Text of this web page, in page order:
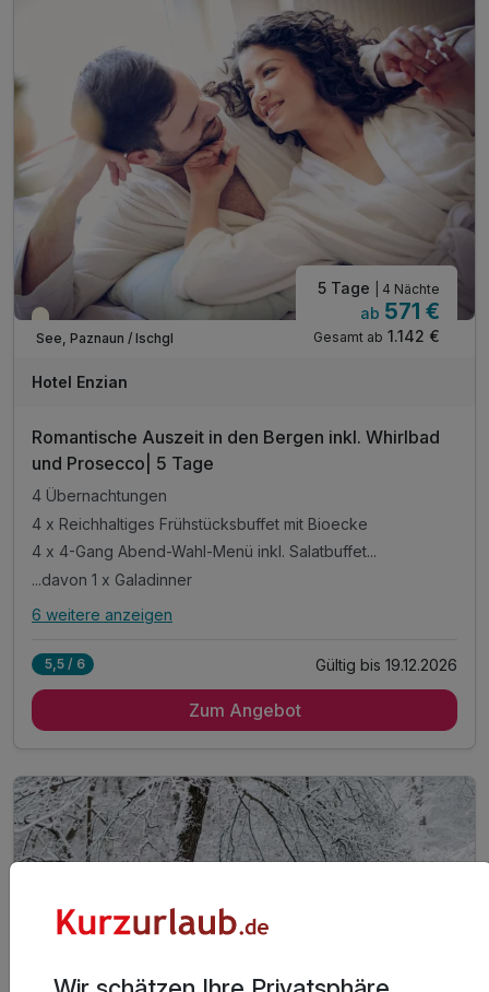
inkl. Nutzung des Skibuses im ganzen Paznauntal**
Saisonal verfügbar
See, Paznaun / Ischgl
5 Tage | 4 Nächte
ab 571 €
Gesamt ab 1.142 €
Hotel Enzian
Romantische Auszeit in den Bergen inkl. Whirlbad
und Prosecco| 5 Tage
4 Übernachtungen
4 x Reichhaltiges Frühstücksbuffet mit Bioecke
4 x 4-Gang Abend-Wahl-Menü inkl. Salatbuffet...
...davon 1 x Galadinner
Alle Inklusivleistungen
4 x Reichhaltiges Frühstücksbuffet mit Bioecke
1 x entspannen in unserem Whirlbad
1 x 1 Flasche Prosecco 0,7l*
1 x Leihbademantel**
inkl. 10% Rabatt im Sporthaus Narr
inkl. Nutzung des Skibuses im Paznauntal****
6 weitere anzeigen
5,5 / 6 Gültig bis 19.12.2026
Zum Angebot